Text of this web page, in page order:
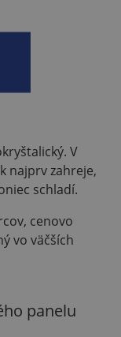
V
najprv zahreje,
schladí.
cenovo
vo väčších
panelu